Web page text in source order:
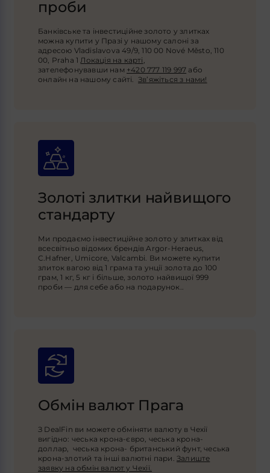
Золоті злитки найвищого
стандарту
Ми продаємо інвестиційне золото у злитках від
всесвітньо відомих брендів Argor-Heraeus,
C.Hafner, Umicore, Valcambi. Ви можете купити
злиток вагою від 1 грама та унції золота до 100
грам, 1 кг, 5 кг і більше, золото найвищої 999
проби — для себе або на подарунок..
проби
Банківське та інвестиційне золото у злитках
можна купити у Празі у нашому салоні за
адресою Vladislavova 49/9, 110 00 Nové Město, 110
00, Praha 1Локація на карті ,
зателефонувавши нам +420 777 119 997 або
онлайн на нашому сайті. Зв’яжіться з нами!
Обмін валют Прага
З DealFin ви можете обміняти валюту в Чехії
вигідно: чеська крона-євро, чеська крона-
доллар, чеська крона- британський фунт, чеська
крона-злотий та інші валютні пари. Залиште
заявку на обмін валют у Чехії.